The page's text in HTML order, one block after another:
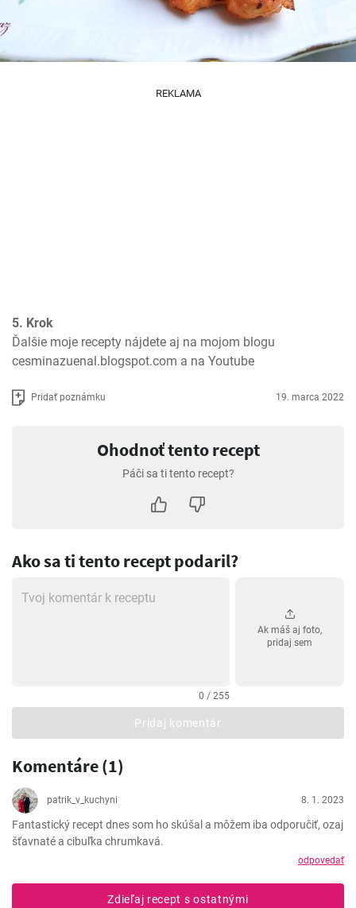
REKLAMA
5. Krok
Ďalšie moje recepty nájdete aj na mojom blogu
cesminazuenal.blogspot.com a na Youtube
Pridať poznámku 19. marca 2022
Ohodnoť tento recept
Páči sa ti tento recept?
Ako sa ti tento recept podaril?
0 / 255
Ak máš aj foto,
pridaj sem
Pridaj komentár
Komentáre (1)
patrik_v_kuchyni 8. 1. 2023
Fantastický recept dnes som ho skúšal a môžem iba odporučiť, ozaj
šťavnaté a cibuľka chrumkavá.
odpovedať
Zdieľaj recept s ostatnými